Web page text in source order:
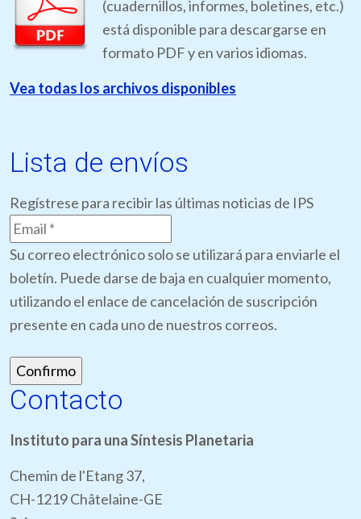
(cuadernillos, informes, boletines, etc.)
está disponible para descargarse en
formato PDF y en varios idiomas.
Vea todas los archivos disponibles
Lista de envíos
Regístrese para recibir las últimas noticias de IPS
Su correo electrónico solo se utilizará para enviarle el
boletín. Puede darse de baja en cualquier momento,
utilizando el enlace de cancelación de suscripción
presente en cada uno de nuestros correos.
Contacto
Instituto para una Síntesis Planetaria
Chemin de l'Etang 37,
CH-1219 Châtelaine-GE